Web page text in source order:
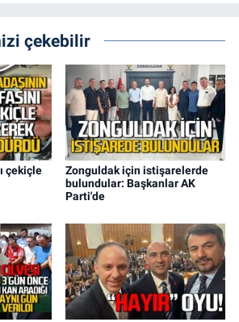
çekebilir
çekiçle
Zonguldak için istişarelerde
bulundular: Başkanlar AK
Parti'de